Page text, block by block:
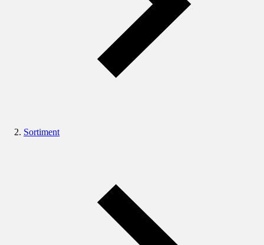
Sortiment